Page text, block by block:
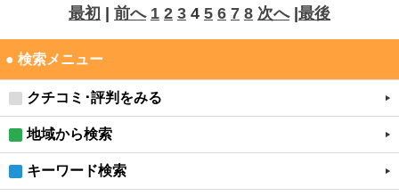
最初 | 前へ 1 2 3 4 5 6 7 8 次へ|最後
● 検索メニュー
クチコミ･評判をみる
地域から検索
キーワード検索